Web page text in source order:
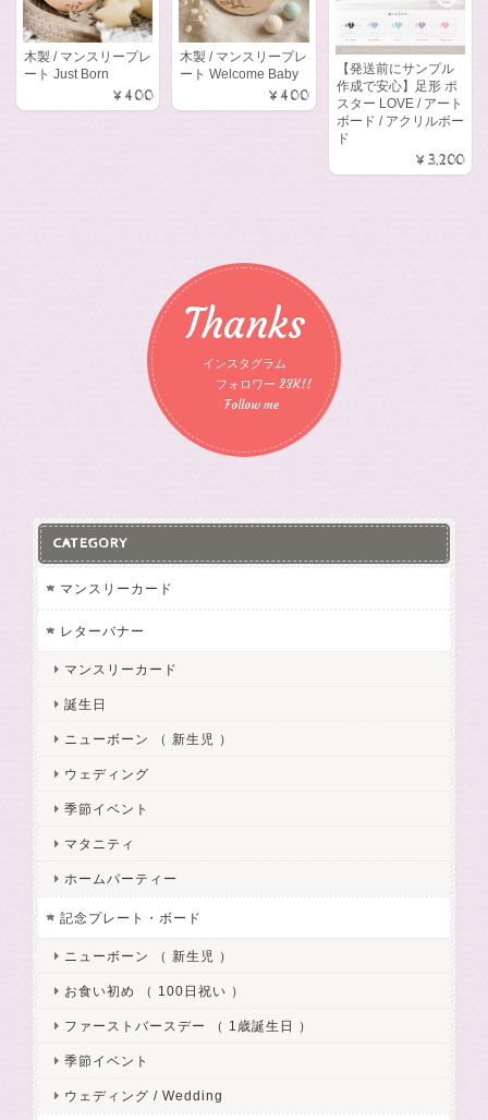
木製 / マンスリープレ
ート Just Born
¥400
木製 / マンスリープレ
ート Welcome Baby
¥400
【発送前にサンプル
作成で安心】足形 ポ
スター LOVE / アート
ボード / アクリルボー
ド
¥3,200
Thanks
インスタグラム
フォロワー 23K!!
Follow me
CATEGORY
マンスリーカード
レターバナー
マンスリーカード
誕生日
ニューボーン （ 新生児 ）
ウェディング
季節イベント
マタニティ
ホームパーティー
記念プレート・ボード
ニューボーン （ 新生児 ）
お食い初め （ 100日祝い ）
ファーストバースデー （ 1歳誕生日 ）
季節イベント
ウェディング / Wedding